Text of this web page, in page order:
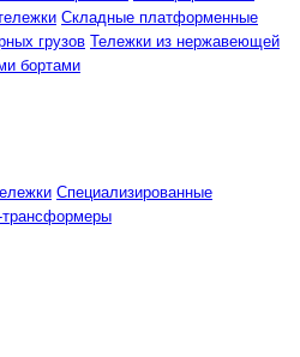
Складные платформенные
грузов Тележки из нержавеющей
бортами
Специализированные
трансформеры